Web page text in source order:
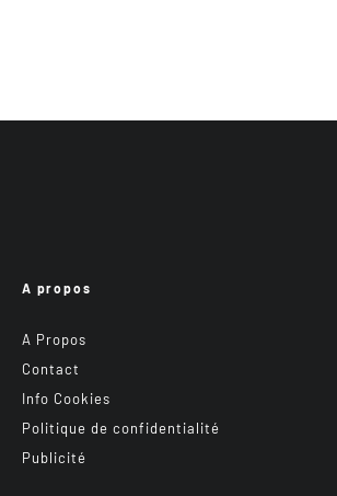
A propos
A Propos
Contact
Info Cookies
Politique de confidentialité
Publicité